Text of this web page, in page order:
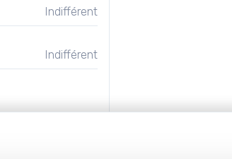
Indifférent
Indifférent